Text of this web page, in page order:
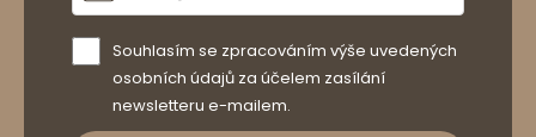
Souhlasím se zpracováním výše uvedených
osobních údajů za účelem zasílání
newsletteru e-mailem.